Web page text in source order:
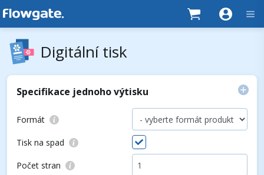
Digitální tisk
Specifikace jednoho výtisku
Formát
Tisk na spad
Počet stran